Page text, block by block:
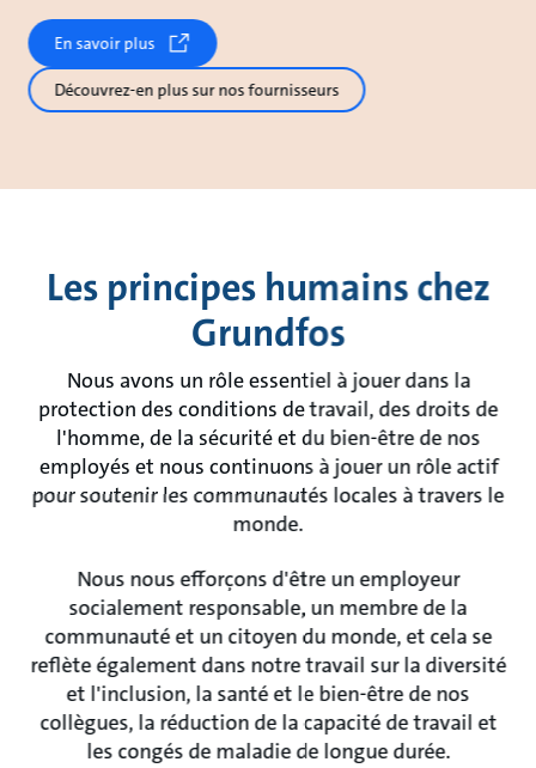
En savoir plus
Découvrez-en plus sur nos fournisseurs
Les principes humains chez
Grundfos
Nous avons un rôle essentiel à jouer dans la
protection des conditions de travail, des droits de
l'homme, de la sécurité et du bien-être de nos
employés et nous continuons à jouer un rôle actif
pour soutenir les communautés locales à travers le
monde.
Nous nous efforçons d'être un employeur
socialement responsable, un membre de la
communauté et un citoyen du monde, et cela se
reflète également dans notre travail sur la diversité
et l'inclusion, la santé et le bien-être de nos
collègues, la réduction de la capacité de travail et
les congés de maladie de longue durée.